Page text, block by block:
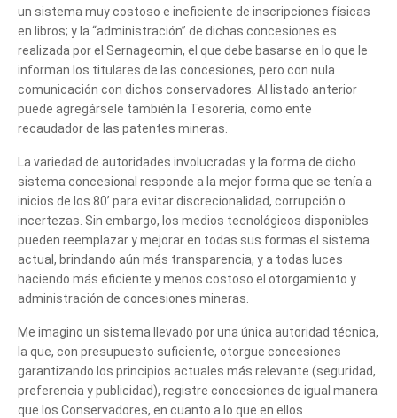
un sistema muy costoso e ineficiente de inscripciones físicas
en libros; y la “administración” de dichas concesiones es
realizada por el Sernageomin, el que debe basarse en lo que le
informan los titulares de las concesiones, pero con nula
comunicación con dichos conservadores. Al listado anterior
puede agregársele también la Tesorería, como ente
recaudador de las patentes mineras.
La variedad de autoridades involucradas y la forma de dicho
sistema concesional responde a la mejor forma que se tenía a
inicios de los 80’ para evitar discrecionalidad, corrupción o
incertezas. Sin embargo, los medios tecnológicos disponibles
pueden reemplazar y mejorar en todas sus formas el sistema
actual, brindando aún más transparencia, y a todas luces
haciendo más eficiente y menos costoso el otorgamiento y
administración de concesiones mineras.
Me imagino un sistema llevado por una única autoridad técnica,
la que, con presupuesto suficiente, otorgue concesiones
garantizando los principios actuales más relevante (seguridad,
preferencia y publicidad), registre concesiones de igual manera
que los Conservadores, en cuanto a lo que en ellos